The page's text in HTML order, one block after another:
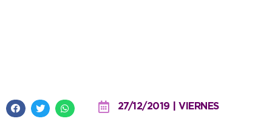
27/12/2019 | VIERNES